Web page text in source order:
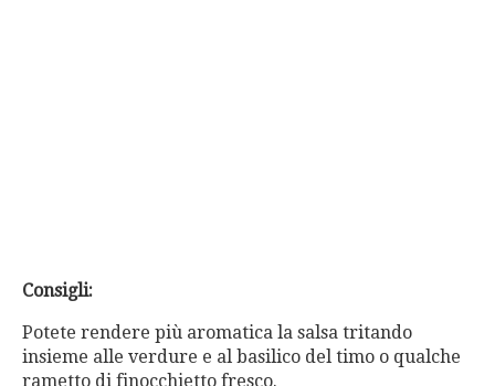
Consigli:
Potete rendere più aromatica la salsa tritando
insieme alle verdure e al basilico del timo o qualche
rametto di finocchietto fresco.